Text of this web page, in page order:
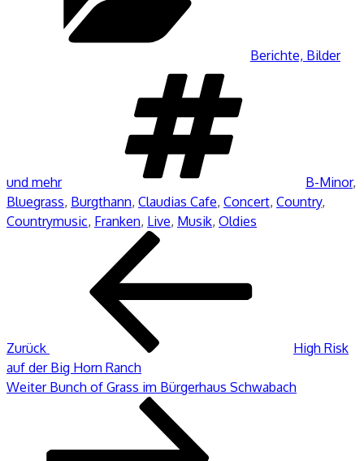
Berichte, Bilder
und mehr B-Minor,
Bluegrass, Burgthann, Claudias Cafe, Concert, Country,
Countrymusic, Franken, Live, Musik, Oldies
Beitragsnavigation
Zurück
High Risk
auf der Big Horn Ranch
Nächster
Weiter Bunch of Grass im Bürgerhaus Schwabach